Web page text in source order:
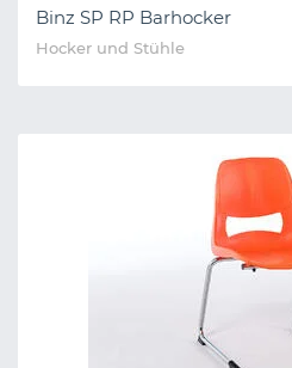
Binz SP RP Barhocker
Hocker und Stühle